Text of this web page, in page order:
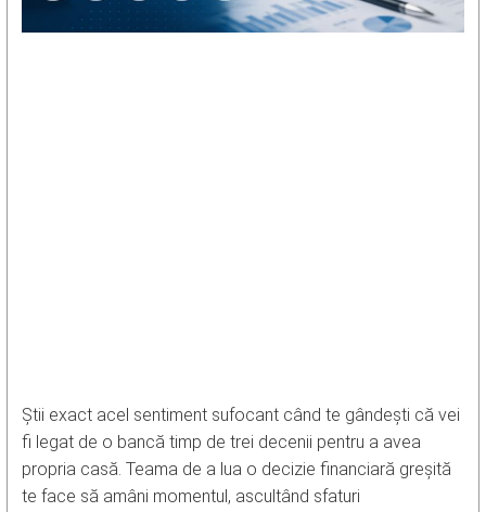
Știi exact acel sentiment sufocant când te gândești că vei
fi legat de o bancă timp de trei decenii pentru a avea
propria casă. Teama de a lua o decizie financiară greșită
te face să amâni momentul, ascultând sfaturi